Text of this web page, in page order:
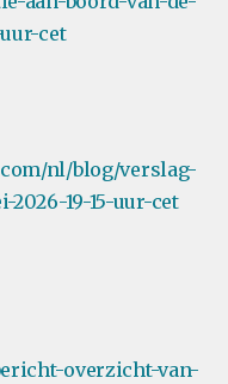
cet
nl/blog/verslag-
19-15-uur-cet
overzicht-van-